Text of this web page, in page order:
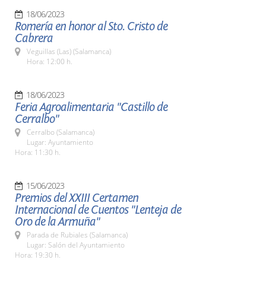
18/06/2023
Romería en honor al Sto. Cristo de
Cabrera
Veguillas (Las) (Salamanca)
Hora: 12:00 h.
18/06/2023
Feria Agroalimentaria "Castillo de
Cerralbo"
Cerralbo (Salamanca)
Lugar: Ayuntamiento
Hora: 11:30 h.
15/06/2023
Premios del XXIII Certamen
Internacional de Cuentos "Lenteja de
Oro de la Armuña"
Parada de Rubiales (Salamanca)
Lugar: Salón del Ayuntamiento
Hora: 19:30 h.